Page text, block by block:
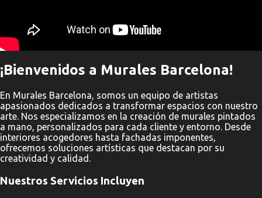
¡Bienvenidos a Murales Barcelona!
En Murales Barcelona, somos un equipo de artistas
apasionados dedicados a transformar espacios con nuestro
arte. Nos especializamos en la creación de murales pintados
a mano, personalizados para cada cliente y entorno. Desde
interiores acogedores hasta fachadas imponentes,
ofrecemos soluciones artísticas que destacan por su
creatividad y calidad.
Nuestros Servicios Incluyen